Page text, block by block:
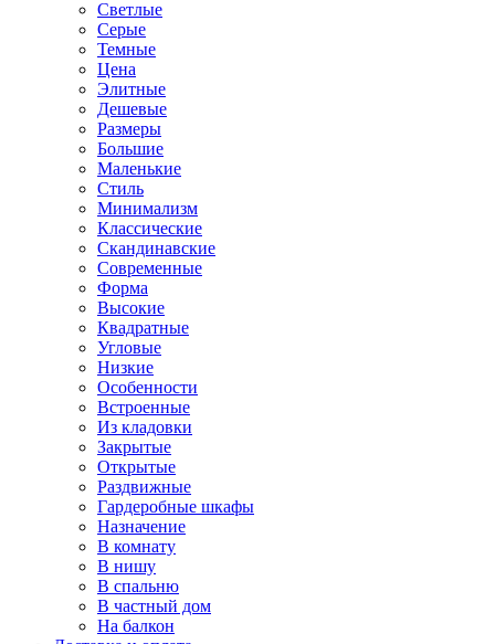
Светлые
Серые
Темные
Цена
Элитные
Дешевые
Размеры
Большие
Маленькие
Стиль
Минимализм
Классические
Скандинавские
Современные
Форма
Высокие
Квадратные
Угловые
Низкие
Особенности
Встроенные
Из кладовки
Закрытые
Открытые
Раздвижные
Гардеробные шкафы
Назначение
В комнату
В нишу
В спальню
В частный дом
На балкон